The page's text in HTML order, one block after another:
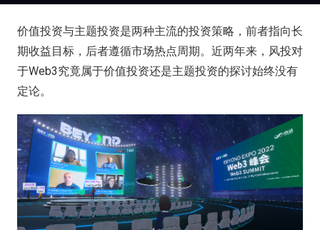
价值投资与主题投资是两种主流的投资策略，前者指向长
期收益目标，后者遵循市场热点周期。近两年来，风投对
于Web3究竟属于价值投资还是主题投资的探讨始终没有
定论。